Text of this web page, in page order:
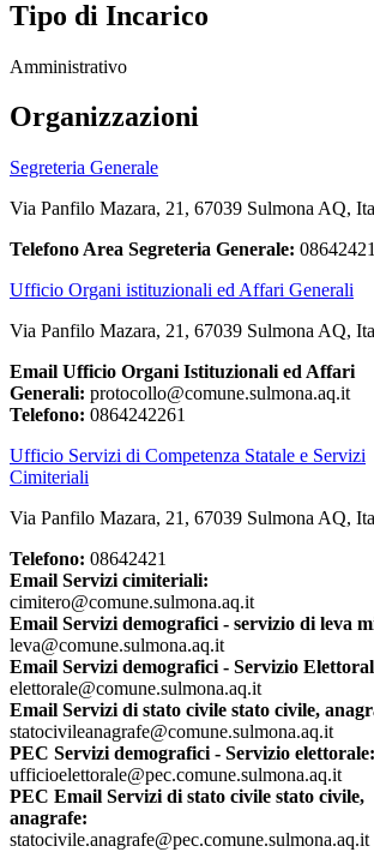
Tipo di Incarico
Amministrativo
Organizzazioni
Segreteria Generale
Via Panfilo Mazara, 21, 67039 Sulmona AQ,
Telefono Area Segreteria Generale: 08642421
Ufficio Organi istituzionali ed Affari Generali
Via Panfilo Mazara, 21, 67039 Sulmona AQ,
Email Ufficio Organi Istituzionali ed Affari
Generali: protocollo@comune.sulmona.aq.it
Telefono: 0864242261
Ufficio Servizi di Competenza Statale e Servizi
Cimiteriali
Via Panfilo Mazara, 21, 67039 Sulmona AQ,
Telefono: 08642421
Email Servizi cimiteriali:
cimitero@comune.sulmona.aq.it
Email Servizi demografici - servizio di leva
leva@comune.sulmona.aq.it
Email Servizi demografici - Servizio
elettorale@comune.sulmona.aq.it
Email Servizi di stato civile stato civile,
statocivileanagrafe@comune.sulmona.aq.it
PEC Servizi demografici - Servizio elettorale:
ufficioelettorale@pec.comune.sulmona.aq.it
PEC Email Servizi di stato civile stato civile,
anagrafe:
statocivile.anagrafe@pec.comune.sulmona.aq.it